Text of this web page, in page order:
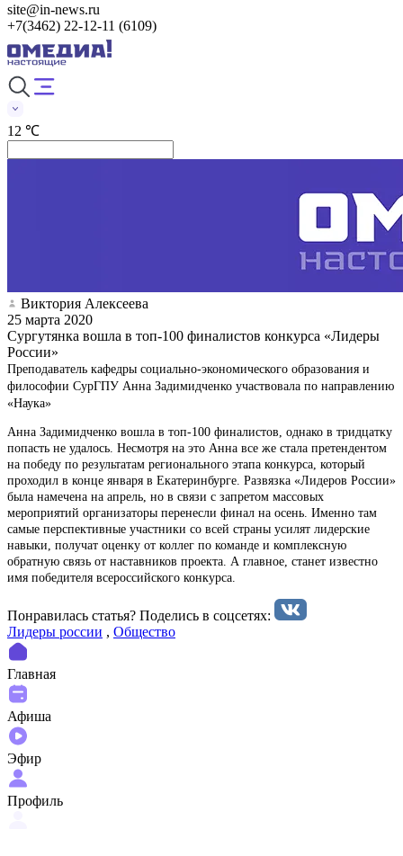
site@in-news.ru
+7(3462) 22-12-11 (6109)
12 ℃
Виктория Алексеева
25 марта 2020
Сургутянка вошла в топ-100 финалистов конкурса «Лидеры
России»
Преподаватель кафедры социально-экономического образования и
философии СурГПУ Анна Задимидченко участвовала по направлению
«Наука»
Анна Задимидченко вошла в топ-100 финалистов, однако в тридцатку
попасть не удалось. Несмотря на это Анна все же стала претендентом
на победу по результатам регионального этапа конкурса, который
проходил в конце января в Екатеринбурге. Развязка «Лидеров России»
была намечена на апрель, но в связи с запретом массовых
мероприятий организаторы перенесли финал на осень. Именно там
самые перспективные участники со всей страны усилят лидерские
навыки, получат оценку от коллег по команде и комплексную
обратную связь от наставников проекта. А главное, станет известно
имя победителя всероссийского конкурса.
Понравилась статья? Поделиcь в соцсетях:
Лидеры россии , Общество
Главная
Афиша
Эфир
Профиль